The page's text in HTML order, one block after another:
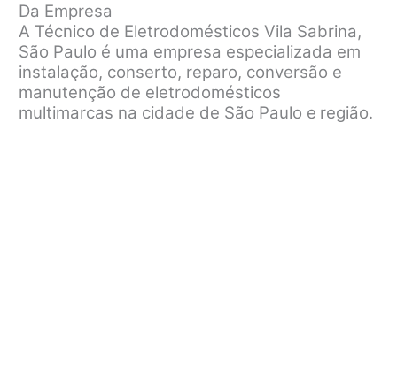
Da Empresa
A Técnico de Eletrodomésticos Vila Sabrina,
São Paulo é uma empresa especializada em
instalação, conserto, reparo, conversão e
manutenção de eletrodomésticos
multimarcas na cidade de São Paulo e região.